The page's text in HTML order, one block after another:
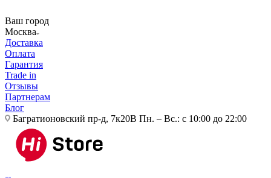
Ваш город
Москва
Доставка
Оплата
Гарантия
Trade in
Отзывы
Партнерам
Блог
Багратионовский пр-д, 7к20В Пн. – Вс.: с 10:00 до 22:00